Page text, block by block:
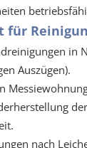
für
in
Auszügen).
der
nach